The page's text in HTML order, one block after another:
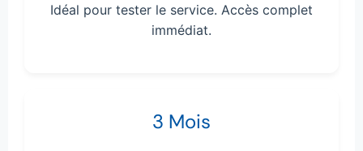
Idéal pour tester le service. Accès complet
immédiat.
3 Mois